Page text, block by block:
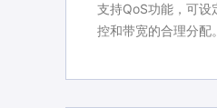
支持QoS功能，可设
控和带宽的合理分配。